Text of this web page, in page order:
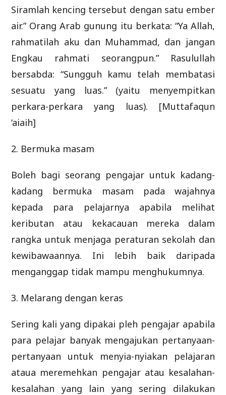
Siramlah kencing tersebut dengan satu ember
air.” Orang Arab gunung itu berkata: “Ya Allah,
rahmatilah aku dan Muhammad, dan jangan
Engkau rahmati seorangpun.” Rasulullah
bersabda: “Sungguh kamu telah membatasi
sesuatu yang luas.” (yaitu menyempitkan
perkara-perkara yang luas). [Muttafaqun
‘aiaih]
2. Bermuka masam
Boleh bagi seorang pengajar untuk kadang-
kadang bermuka masam pada wajahnya
kepada para pelajarnya apabila melihat
keributan atau kekacauan mereka dalam
rangka untuk menjaga peraturan sekolah dan
kewibawaannya. Ini lebih baik daripada
menganggap tidak mampu menghukumnya.
3. Melarang dengan keras
Sering kali yang dipakai pleh pengajar apabila
para pelajar banyak mengajukan pertanyaan-
pertanyaan untuk menyia-nyiakan pelajaran
ataua meremehkan pengajar atau kesalahan-
kesalahan yang lain yang sering dilakukan